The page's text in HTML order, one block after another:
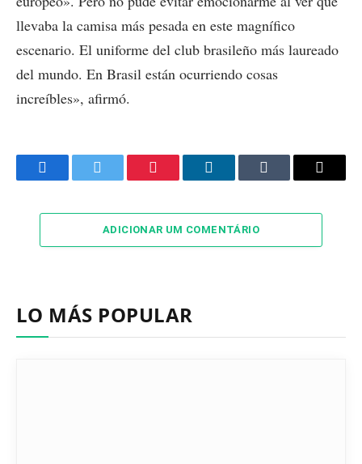
llevaba la camisa más pesada en este magnífico
escenario. El uniforme del club brasileño más laureado
del mundo. En Brasil están ocurriendo cosas
increíbles», afirmó.
FacebookTwitter Pinterest LinkedInTumblr Email
ADICIONAR UM COMENTÁRIO
LO MÁS POPULAR